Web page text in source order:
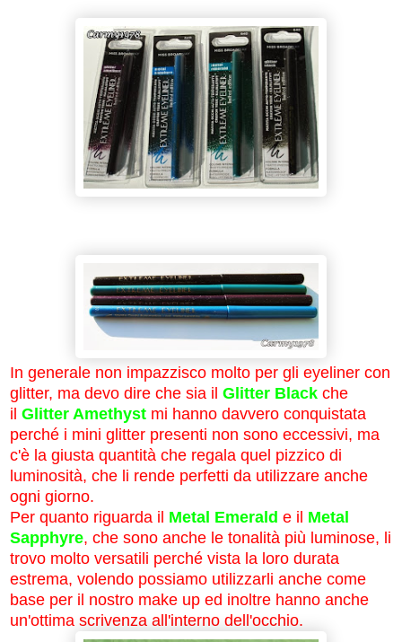
In generale non impazzisco molto per gli eyeliner con
glitter, ma devo dire che sia il G litter Black che
il G litter Amethyst mi hanno davvero conquistata
perché i mini glitter presenti non sono eccessivi, ma
c'è la giusta quantità che regala quel pizzico di
luminosità, che li rende perfetti da utilizzare anche
ogni giorno.
Per quanto riguarda il Metal Emerald e il Metal
Sapphyre, che sono anche le tonalità più luminose, li
trovo molto versatili perché vista la loro durata
estrema, volendo possiamo utilizzarli anche come
base per il nostro make up ed inoltre hanno anche
un'ottima scrivenza all'interno dell'occhio.